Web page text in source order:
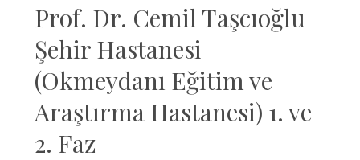
Prof. Dr. Cemil Taşcıoğlu
Şehir Hastanesi
(Okmeydanı Eğitim ve
Araştırma Hastanesi) 1. ve
2. Faz